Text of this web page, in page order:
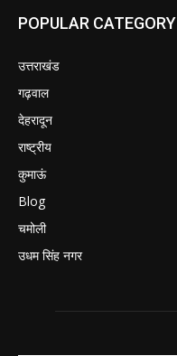
POPULAR CATEGORY
उत्तराखंड
गढ़वाल
देहरादून
राष्ट्रीय
कुमाऊं
Blog
चमोली
उधम सिंह नगर